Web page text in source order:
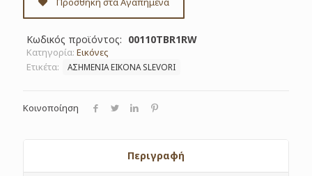
Κωδικός προϊόντος: 00110TBR1RW
Κατηγορία: Εικόνες
Ετικέτα:
ΑΣΗΜΕΝΙΑ ΕΙΚΟΝΑ SLEVORI
Κοινοποίηση
Περιγραφή